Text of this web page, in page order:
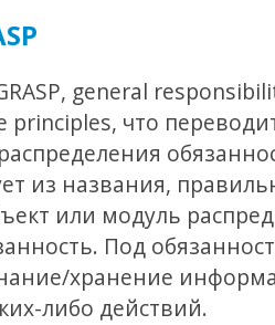
general
что
из названия,
или модуль
Под
хранение
либо действий.